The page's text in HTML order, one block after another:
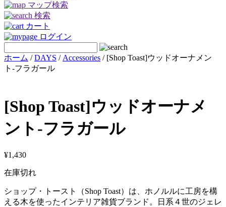
マップ検索
検索
カート
ログイン
ホーム /DAYS / Accessories / [Shop Toast]ウッドオーナメン
ト-フラガール
[Shop Toast]ウッドオーナメ
ント-フラガール
¥1,430
在庫切れ
ショップ・トースト（Shop Toast）は、ホノルルに工房を構
える木を使ったインテリア雑貨ブランド。日系４世のジェレ